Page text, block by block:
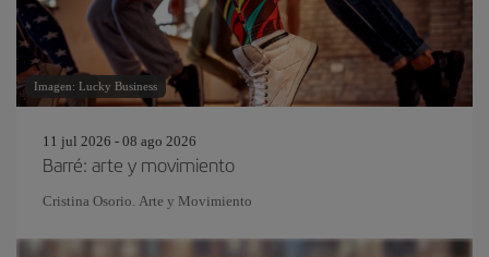
Imagen: Lucky Business
11 jul 2026 - 08 ago 2026
Barré: arte y movimiento
Cristina Osorio. Arte y Movimiento